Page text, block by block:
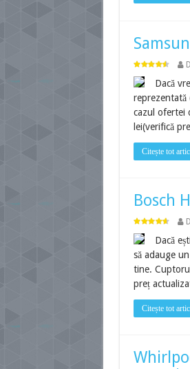
Dacă
reprezentată
cazul ofertei
lei(verifică
Citește tot
Bosch
Dacă
să adauge
tine.
preț
Citește tot